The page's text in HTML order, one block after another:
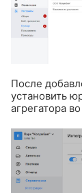
После
установить
агрегатора